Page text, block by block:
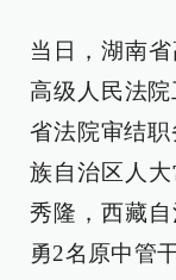
当日，湖南
高级人民法
省法院审结
族自治区人
秀隆，西藏
勇2名原中管